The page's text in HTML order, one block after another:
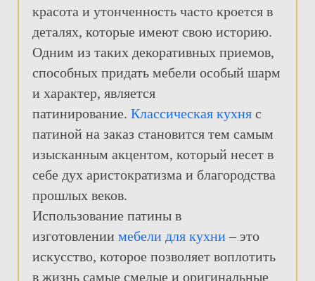
красота и утонченность часто кроется в
деталях, которые имеют свою историю.
Одним из таких декоративных приемов,
способных придать мебели особый шарм
и характер, является
патинирование.Классическая кухня с
патиной на заказ становится тем самым
изысканным акцентом, который несет в
себе дух аристократизма и благородства
прошлых веков.
Использование патины в
изготовлениимебели для кухни– это
искусство, которое позволяет воплотить
в жизнь самые смелые и оригинальные